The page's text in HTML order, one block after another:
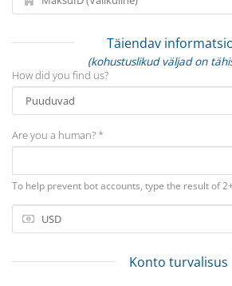
Täiendav
(kohustuslikud väljad on
How did you find us?
Are you a human? *
To help prevent bot accounts, type the result of
Konto turvalisus